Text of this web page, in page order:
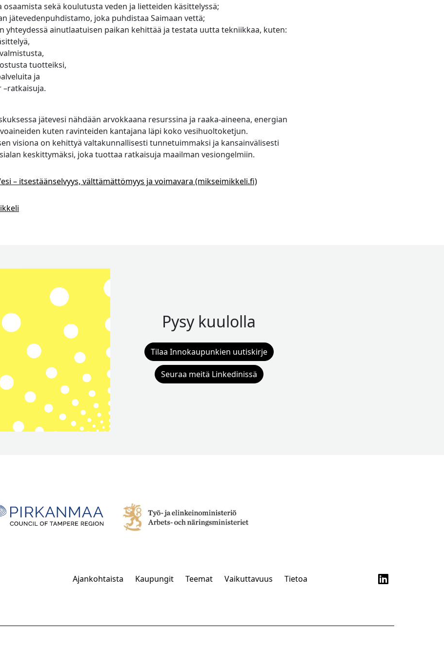
osaamista sekä koulutusta veden ja lietteiden käsittelyssä;
jätevedenpuhdistamo, joka puhdistaa Saimaan vettä;
yhteydessä ainutlaatuisen paikan kehittää ja testata uutta tekniikkaa, kuten:
tuotteiksi,
ja
–ratkaisuja.
jätevesi nähdään arvokkaana resurssina ja raaka-aineena, energian
kuten ravinteiden kantajana läpi koko vesihuoltoketjun.
visiona on kehittyä valtakunnallisesti tunnetuimmaksi ja kansainvälisesti
keskittymäksi, joka tuottaa ratkaisuja maailman vesiongelmiin.
– itsestäänselvyys, välttämättömyys ja voimavara (mikseimikkeli.fi)
Pysy kuulolla
Tilaa Innokaupunkien uutiskirje
Seuraa meitä Linkedinissä
Ajankohtaista Kaupungit Teemat Vaikuttavuus Tietoa